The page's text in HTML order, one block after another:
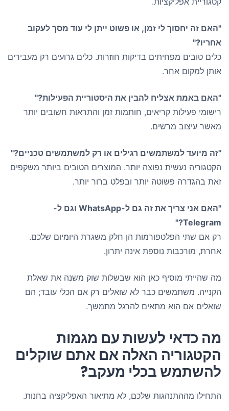
"האם זה יחסוך לי זמן, או פשוט ייתן לי עוד מסך לעקוב
אחריו?"
כלים טובים מפחיתים בדיקות חוזרות. כלים גרועים רק מעבירים
אותן למקום אחר.
"האם באמת אצליח להבין את היסטוריית הפעילות?"
רישומי פעילות קריאים, חותמות זמן והתראות חשובים יותר
מאשר עיצוב מרשים.
"זה מיועד למשתמשים רגילים או רק למשתמשים טכניים?"
הקטגוריה נעשית נפוצה יותר. המוצרים הטובים ביותר משקפים
זאת בהגדרה פשוטה יותר ובפלט ברור יותר.
"האם אני צריך את זה גם ל-WhatsApp וגם ל-
Telegram?"
רק אם שתי הפלטפורמות הן חלק משגרת היומיום שלכם.
אחרת, מורכבות נוספת אינה יתרון.
מה שהייתי מוסיף כאן הוא שבשלות שוק משנה את שאלת
הקנייה. משתמשים כבר לא שואלים רק אם הכלי עובד; הם
שואלים אם הוא מתאים להרגל מתמשך.
מה כדאי לעשות עם מגמות
הקטגוריה האלה אם אתם שוקלים
להשתמש בכלי מעקב?
התחילו מההתנהגות שלכם, לא מתיאור האפליקציה בחנות.